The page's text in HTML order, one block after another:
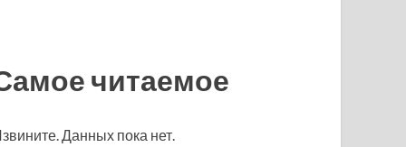
читаемое
Данных пока нет.